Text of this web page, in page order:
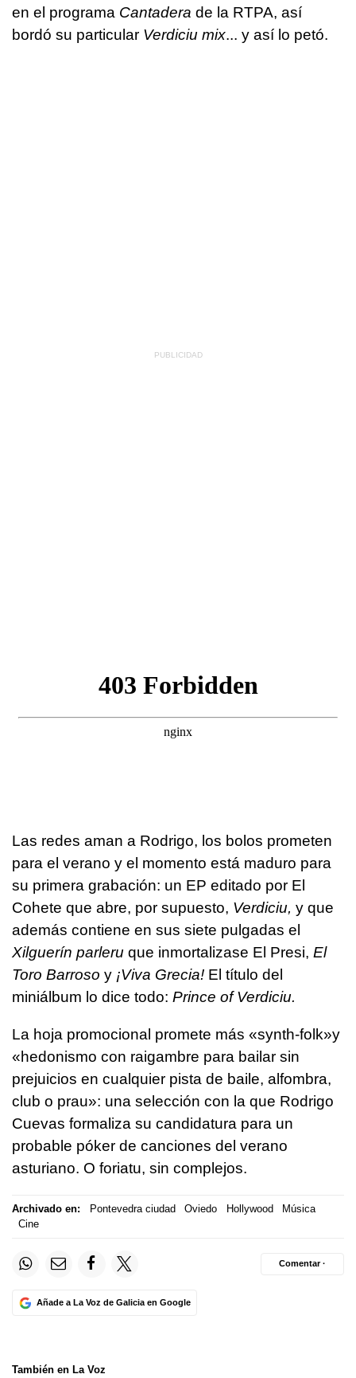
en el programa Cantadera de la RTPA, así
bordó su particular Verdiciu mix... y así lo petó.
Las redes aman a Rodrigo, los bolos prometen
para el verano y el momento está maduro para
su primera grabación: un EP editado por El
Cohete que abre, por supuesto, Verdiciu, y que
además contiene en sus siete pulgadas el
Xilguerín parleru que inmortalizase El Presi, El
Toro Barroso y ¡Viva Grecia! El título del
miniálbum lo dice todo: Prince of Verdiciu.
La hoja promocional promete más «synth-folk»y
«hedonismo con raigambre para bailar sin
prejuicios en cualquier pista de baile, alfombra,
club o prau»: una selección con la que Rodrigo
Cuevas formaliza su candidatura para un
probable póker de canciones del verano
asturiano. O foriatu, sin complejos.
Archivado en: Pontevedra ciudad Oviedo Hollywood
Música
Cine
Añade a La Voz de Galicia en Google
Comentar ·
También en La Voz